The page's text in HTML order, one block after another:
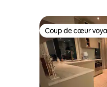
Coup de cœur
Coup de cœur